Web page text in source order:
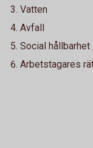
Vatten
Avfall
Social
Arbetstagares